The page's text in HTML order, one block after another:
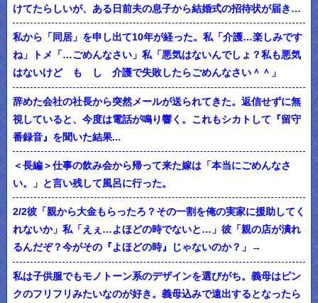
けてたらしいが、ある日前夫の息子から結婚式の招待状が届き…
私から「同居」を申し出て10年が経った。私「介護…楽しみです
ね」トメ「…ごめんなさい」私「悪気はないんでしょ？私も悪気
はないけど も し 介護で失敗したらごめんなさい＾＾」
辞めた会社の社長から突然メールが送られてきた。返信せずに無
視していると、今度は電話が鳴り響く。これもシカトして『留守
番録音』を聞いた結果...
＜長編＞仕事の飲み会から帰って来た嫁は「本当にごめんなさ
い。」と言い残して風呂に行った。
2/2彼「親から大金もらったろ？その一割を俺の実家に援助してく
れないか」私「えぇ…よほどの時でないと…」彼「親の店が潰れ
るんだぞ？今がその『よほどの時』じゃないのか？」→
私は子供服でもモノトーン系のデザインを選びがち。義母はピン
クのフリフリみたいなのが好き。義母込みで遠出するとなったら